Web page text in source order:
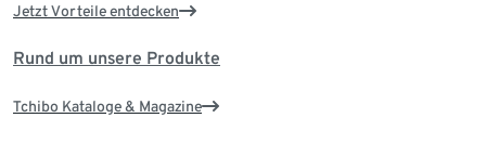
Jetzt Vorteile entdecken
Rund um unsere Produkte
Tchibo Kataloge & Magazine